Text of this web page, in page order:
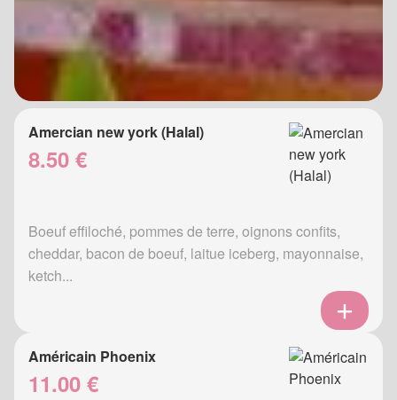
Amercian new york (Halal)
8.50 €
Boeuf effiloché, pommes de terre, oignons confits,
cheddar, bacon de boeuf, laitue iceberg, mayonnaise,
ketch...
Américain Phoenix
11.00 €